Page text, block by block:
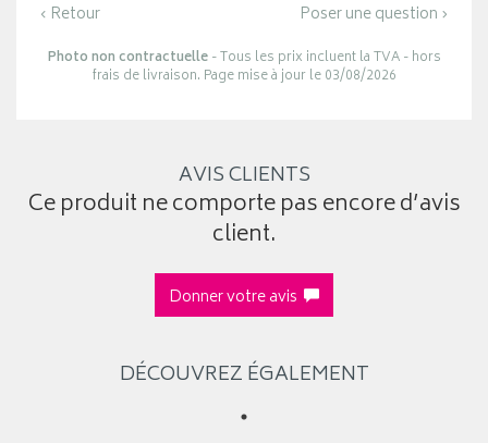
‹ Retour Poser une question ›
Photo non contractuelle- Tous les prix incluent la TVA - hors
frais de livraison. Page mise à jour le 03/08/2026
AVIS CLIENTS
Ce produit ne comporte pas encore d’avis
client.
Donner votre avis
DÉCOUVREZ ÉGALEMENT